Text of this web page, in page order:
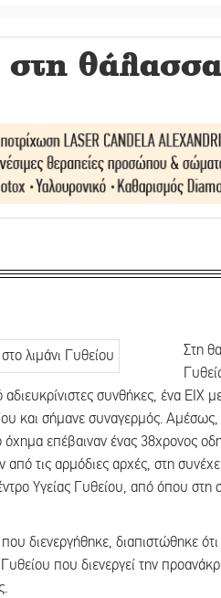
θάλασσα
Στη
συνθήκες, ένα ΕΙΧ
και σήμανε συναγερμός. Αμέσως,
επέβαιναν ένας 38χρονος
τις αρμόδιες αρχές, στη
Υγείας Γυθείου, από όπου
διενεργήθηκε, διαπιστώθηκε
που διενεργεί την